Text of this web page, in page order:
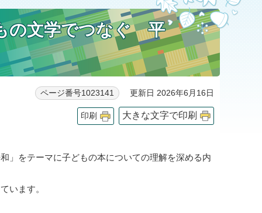
の文学でつなぐ 平
ページ番号1023141 更新日 2026年6月16日
印刷 大きな文字で印刷
」をテーマに子どもの本についての理解を深める内
います。